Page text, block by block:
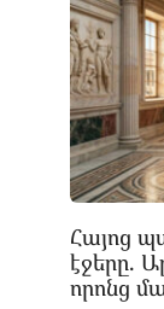
Հայոց
էջերը.
որոնց